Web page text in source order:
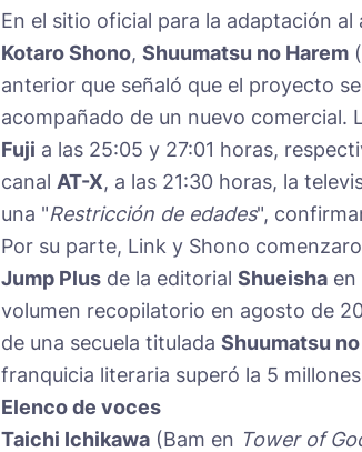
En el sitio oficial para la adaptación
Kotaro Shono, Shuumatsu no Harem (
anterior que señaló que el proyecto
acompañado de un nuevo comercial.
Fuji a las 25:05 y 27:01 horas,
canal AT-X, a las 21:30 horas, la
una "Restricción de edades",
Por su parte, Link y Shono
Jump Plus de la editorial Shueisha en
volumen recopilatorio en agosto de
de una secuela titulada Shuumatsu
franquicia literaria superó la 5
Elenco de voces
Taichi Ichikawa (Bam en Tower of